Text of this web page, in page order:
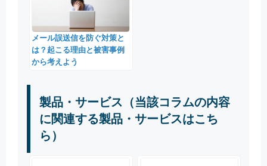
メール誤送信を防ぐ対策と
は？起こる理由と被害事例
から考えよう
製品・サービス（当該コラムの内容
に関連する製品・サービスはこち
ら）